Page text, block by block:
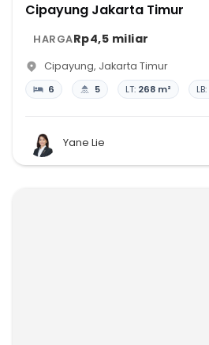
Cipayung Jakarta Timur
HARGARp4,5 miliar
Cipayung, Jakarta Timur
6 5 LT: 268 m² LB:
Yane Lie